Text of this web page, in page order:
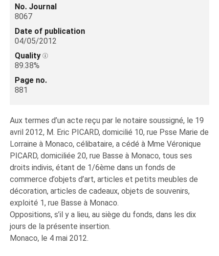
No. Journal
8067
Date of publication
04/05/2012
Quality
89.38%
Page no.
881
Aux termes d’un acte reçu par le notaire soussigné, le 19
avril 2012, M. Eric PICARD, domicilié 10, rue Psse Marie de
Lorraine à Monaco, célibataire, a cédé à Mme Véronique
PICARD, domiciliée 20, rue Basse à Monaco, tous ses
droits indivis, étant de 1/6ème dans un fonds de
commerce d’objets d’art, articles et petits meubles de
décoration, articles de cadeaux, objets de souvenirs,
exploité 1, rue Basse à Monaco.
Oppositions, s’il y a lieu, au siège du fonds, dans les dix
jours de la présente insertion.
Monaco, le 4 mai 2012.